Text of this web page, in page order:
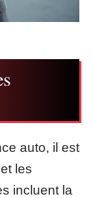
auto, il est
les
incluent la